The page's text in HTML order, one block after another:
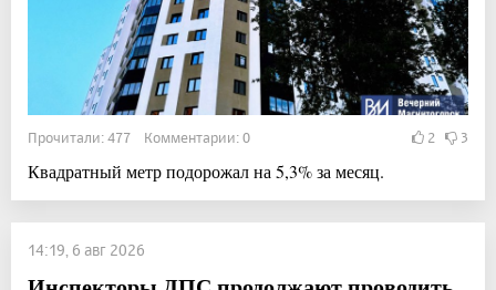
Прочитали: 477 Комментарии: 0 2 3
Квадратный метр подорожал на 5,3% за месяц.
14:19, 6 авг 2026